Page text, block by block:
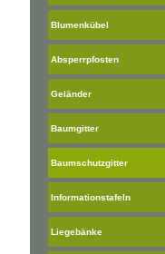
Blumenkübel
Absperrpfosten
Geländer
Baumgitter
Baumschutzgitter
Informationstafeln
Liegebänke